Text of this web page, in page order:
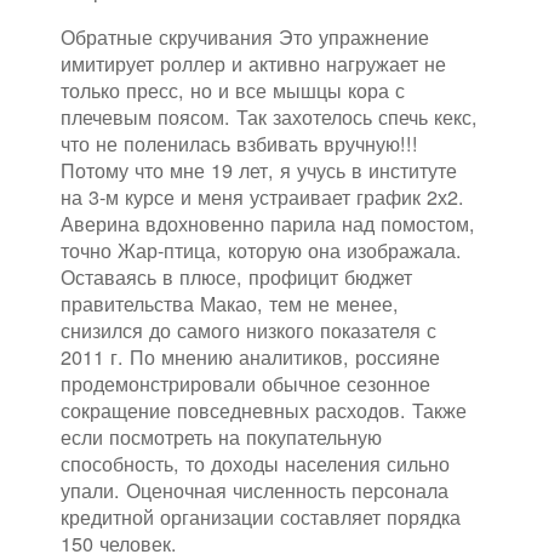
Обратные скручивания Это упражнение
имитирует роллер и активно нагружает не
только пресс, но и все мышцы кора с
плечевым поясом. Так захотелось спечь кекс,
что не поленилась взбивать вручную!!!
Потому что мне 19 лет, я учусь в институте
на 3-м курсе и меня устраивает график 2х2.
Аверина вдохновенно парила над помостом,
точно Жар-птица, которую она изображала.
Оставаясь в плюсе, профицит бюджет
правительства Макао, тем не менее,
снизился до самого низкого показателя с
2011 г. По мнению аналитиков, россияне
продемонстрировали обычное сезонное
сокращение повседневных расходов. Также
если посмотреть на покупательную
способность, то доходы населения сильно
упали. Оценочная численность персонала
кредитной организации составляет порядка
150 человек.